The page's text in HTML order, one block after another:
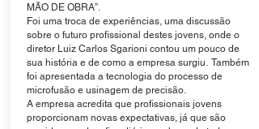
MÃO DE OBRA”.
Foi uma troca de experiências, uma discussão
sobre o futuro profissional destes jovens, onde o
diretor Luiz Carlos Sgarioni contou um pouco de
sua história e de como a empresa surgiu. Também
foi apresentada a tecnologia do processo de
microfusão e usinagem de precisão.
A empresa acredita que profissionais jovens
proporcionam novas expectativas, já que são